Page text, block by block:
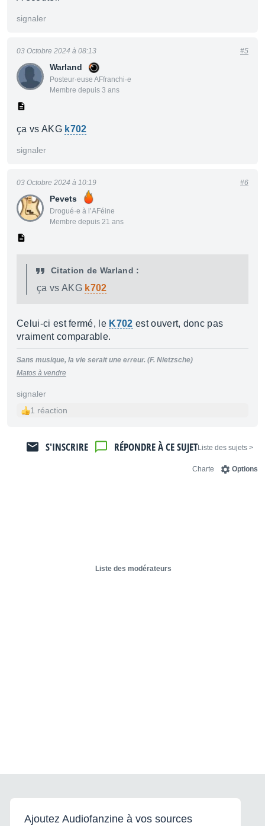
signaler
Warland
Posteur·euse AFfranchi·e
Membre depuis 3 ans
03 Octobre 2024 à 08:13 #5
ça vs AKG k702
signaler
Pevets
Drogué·e à l’AFéine
Membre depuis 21 ans
03 Octobre 2024 à 10:19 #6
Citation de Warland :
ça vs AKG k702
Celui-ci est fermé, le K702 est ouvert, donc pas
vraiment comparable.
Sans musique, la vie serait une erreur. (F. Nietzsche)
Matos à vendre
signaler
1 réaction
< Liste des sujets
RÉPONDRE À CE SUJET
S'INSCRIRE
Options
Charte
Liste des modérateurs
Ajoutez Audiofanzine à vos sources